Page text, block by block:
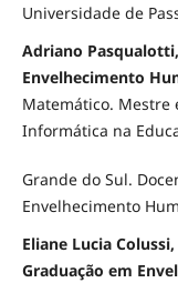
Universidade de
Adriano
Envelhecimento
Matemático. Mestre
Informática na
Grande do Sul.
Envelhecimento
Eliane Lucia
Graduação em